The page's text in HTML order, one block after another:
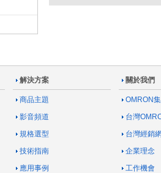
解決方案
商品主題
影音頻道
規格選型
技術指南
應用事例
關於我們
OMRON
台灣
台灣經銷
企業理念
工作機會